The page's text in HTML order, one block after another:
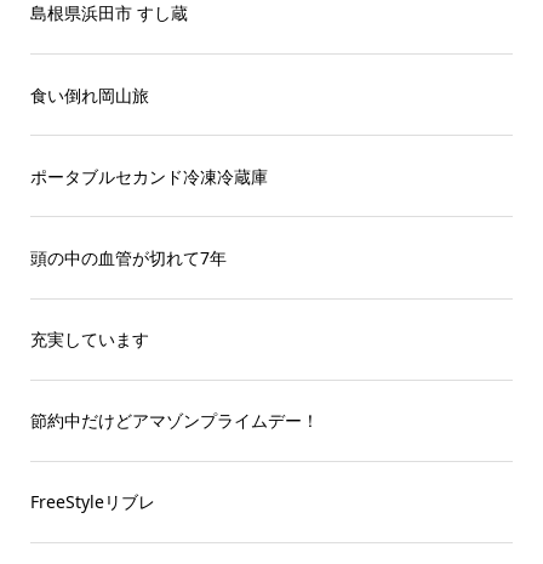
島根県浜田市 すし蔵
食い倒れ岡山旅
ポータブルセカンド冷凍冷蔵庫
頭の中の血管が切れて7年
充実しています
節約中だけどアマゾンプライムデー！
FreeStyleリブレ